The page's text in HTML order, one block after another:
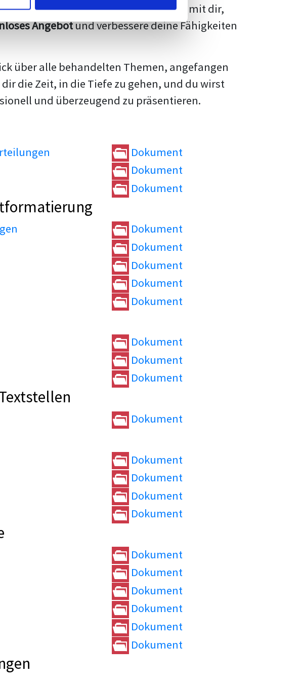
teilen wertvolleTipps und Tricks
mit dir,
Angebotund verbessere deine Fähigkeiten
über alle behandelten Themen, angefangen
die Zeit, in die Tiefe zu gehen, und du wirst
und überzeugend zu präsentieren.
Dokument
Dokument
Dokument
Dokument
Dokument
Dokument
Dokument
Dokument
Dokument
Dokument
Dokument
Dokument
Dokument
Dokument
Dokument
Dokument
Dokument
Dokument
Dokument
Dokument
Dokument
Dokument